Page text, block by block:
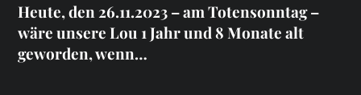
Heute, den 26.11.2023 – am Totensonntag –
wäre unsere Lou 1 Jahr und 8 Monate alt
geworden, wenn…